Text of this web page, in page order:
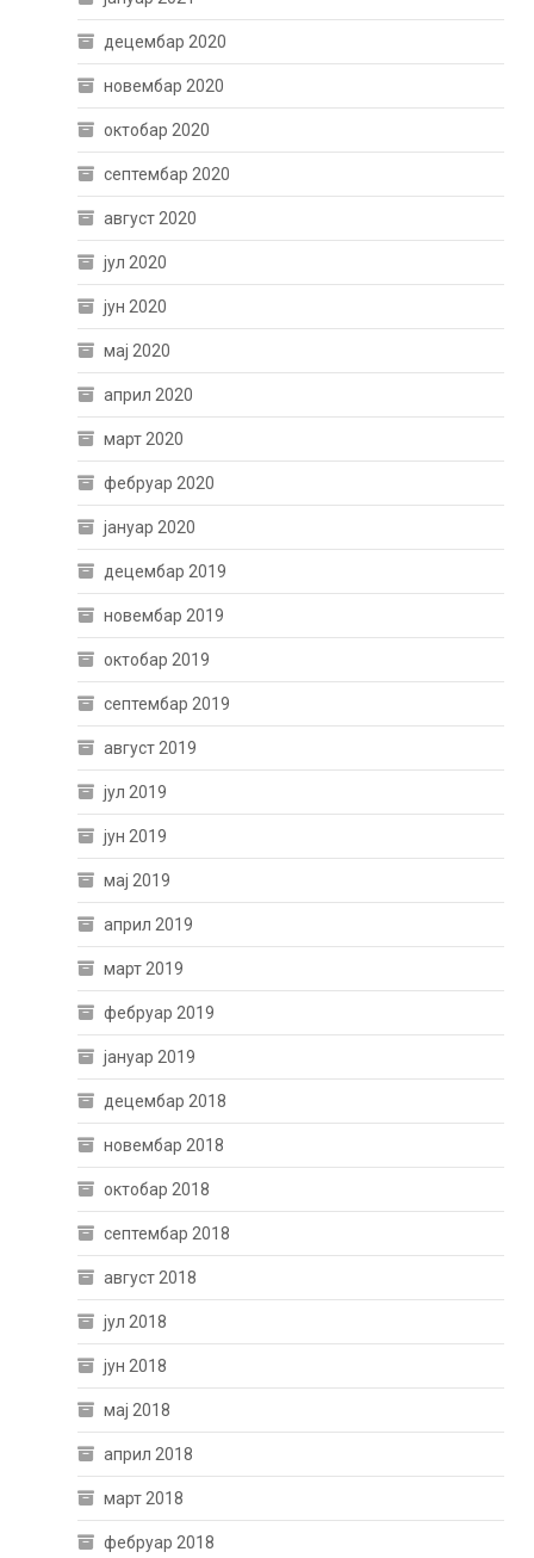
децембар 2020
новембар 2020
октобар 2020
септембар 2020
август 2020
јул 2020
јун 2020
мај 2020
април 2020
март 2020
фебруар 2020
јануар 2020
децембар 2019
новембар 2019
октобар 2019
септембар 2019
август 2019
јул 2019
јун 2019
мај 2019
април 2019
март 2019
фебруар 2019
јануар 2019
децембар 2018
новембар 2018
октобар 2018
септембар 2018
август 2018
јул 2018
јун 2018
мај 2018
април 2018
март 2018
фебруар 2018